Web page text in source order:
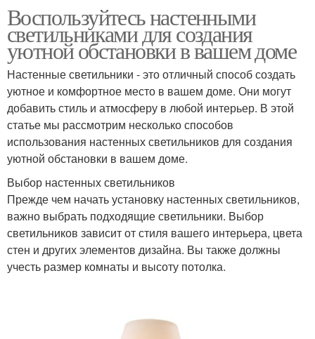
Воспользуйтесь настенными
светильниками для создания
уютной обстановки в вашем доме
Настенные светильники - это отличный способ создать
уютное и комфортное место в вашем доме. Они могут
добавить стиль и атмосферу в любой интерьер. В этой
статье мы рассмотрим несколько способов
использования настенных светильников для создания
уютной обстановки в вашем доме.
Выбор настенных светильников
Прежде чем начать установку настенных светильников,
важно выбрать подходящие светильники. Выбор
светильников зависит от стиля вашего интерьера, цвета
стен и других элементов дизайна. Вы также должны
учесть размер комнаты и высоту потолка.